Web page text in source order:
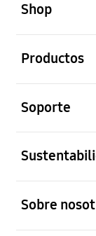
Shop
Productos
Soporte
Sobre